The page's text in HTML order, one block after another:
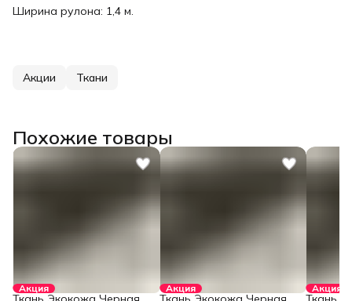
Ширина рулона: 1,4 м.
Акции Ткани
Похожие товары
Акция Акция Акция